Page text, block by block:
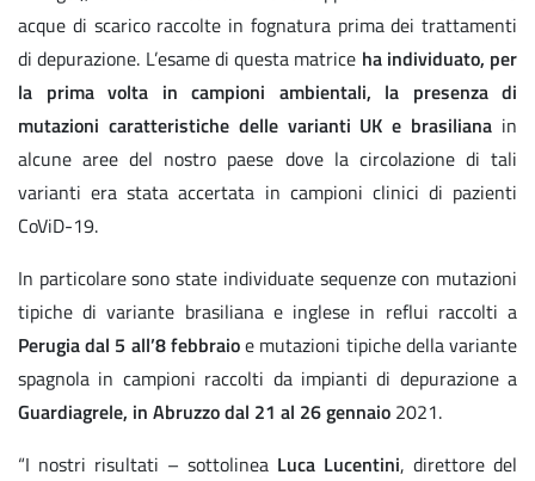
acque di scarico raccolte in fognatura prima dei trattamenti
di depurazione. L’esame di questa matrice ha individuato, per
la prima volta in campioni ambientali, la presenza di
mutazioni caratteristiche delle varianti UK e brasiliana in
alcune aree del nostro paese dove la circolazione di tali
varianti era stata accertata in campioni clinici di pazienti
CoViD-19.
In particolare sono state individuate sequenze con mutazioni
tipiche di variante brasiliana e inglese in reflui raccolti a
Perugia dal 5 all’8 febbraioe mutazioni tipiche della variante
spagnola in campioni raccolti da impianti di depurazione a
Guardiagrele, in Abruzzo dal 21 al 26 gennaio 2021.
“I nostri risultati – sottolinea Luca Lucentini, direttore del